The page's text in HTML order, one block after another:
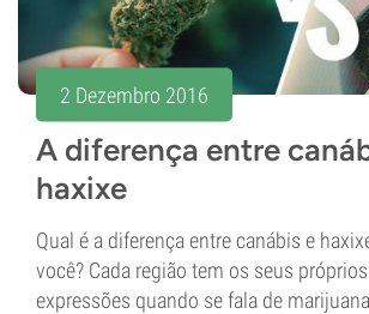
2 Dezembro 2016
A diferença entre
haxixe
Qual é a diferença entre canábis e
você? Cada região tem os seus
expressões quando se fala de